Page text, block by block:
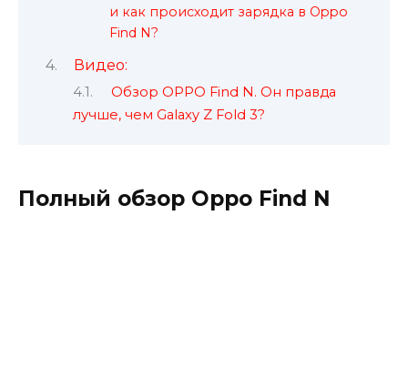
и как происходит зарядка в Oppo
Find N?
Видео:
Обзор OPPO Find N. Он правда
лучше, чем Galaxy Z Fold 3?
Полный обзор Oppo Find N